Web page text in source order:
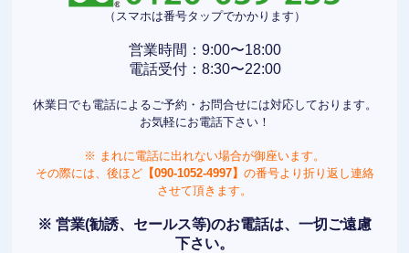
（スマホは番号タップでかかります）
営業時間：9:00〜18:00
電話受付：8:30〜22:00
休業日でも電話によるご予約・お問合せには対応しております。
お気軽にお電話下さい！
※ まれに電話に出れない場合が御座います。
その際には、後ほど【090-1052-4997】 の番号より折り返し連絡
させて頂きます。
※ 営業(勧誘、セールス等)のお電話は、一切ご遠慮
下さい。